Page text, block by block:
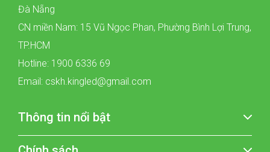
Đà Nẵng
CN miền Nam: 15 Vũ Ngọc Phan, Phường Bình Lợi Trung,
TP.HCM
Hotline: 1900 6336 69
Email: cskh.kingled@gmail.com
Thông tin nổi bật